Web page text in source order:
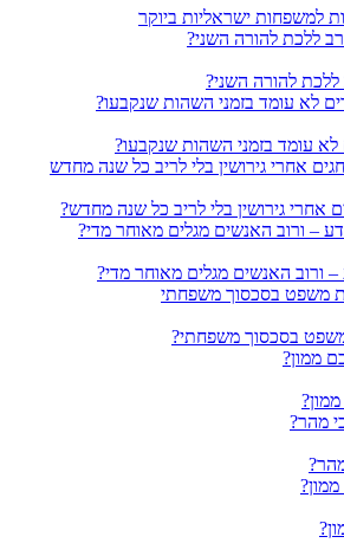
להורה השני?
עומד בזמני השהות שנקבעו?
אחרי גירושין בלי לריב כל שנה מחדש?
ורוב האנשים מגלים מאוחר מדי?
בסכסוך משפחתי?